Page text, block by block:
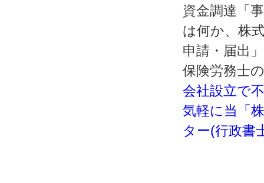
資金調達「
は何か、株
申請・届出
保険労務士
会社設立で
気軽に当「
ター(行政書